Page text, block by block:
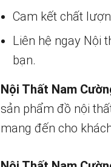
Cam kết chất
Liên hệ ngay Nội
bạn.
Nội Thất Nam
sản phẩm đồ nội
mang đến cho